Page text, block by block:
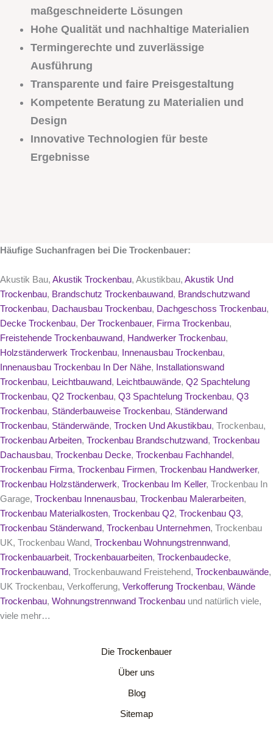
maßgeschneiderte Lösungen
Hohe Qualität und nachhaltige Materialien
Termingerechte und zuverlässige
Ausführung
Transparente und faire Preisgestaltung
Kompetente Beratung zu Materialien und
Design
Innovative Technologien für beste
Ergebnisse
Häufige Suchanfragen bei Die Trockenbauer:
Akustik Bau, Akustik Trockenbau, Akustikbau, Akustik Und
Trockenbau, Brandschutz Trockenbauwand, Brandschutzwand
Trockenbau, Dachausbau Trockenbau, Dachgeschoss Trockenbau,
Decke Trockenbau, Der Trockenbauer, Firma Trockenbau,
Freistehende Trockenbauwand, Handwerker Trockenbau,
Holzständerwerk Trockenbau, Innenausbau Trockenbau,
Innenausbau Trockenbau In Der Nähe,
Installationswand
Trockenbau, Leichtbauwand, Leichtbauwände, Q2 Spachtelung
Trockenbau, Q2 Trockenbau, Q3 Spachtelung Trockenbau, Q3
Trockenbau, Ständerbauweise Trockenbau, Ständerwand
Trockenbau, Ständerwände, Trocken Und Akustikbau, Trockenbau,
Trockenbau Arbeiten, Trockenbau Brandschutzwand, Trockenbau
Dachausbau, Trockenbau Decke, Trockenbau Fachhandel ,
Trockenbau Firma, Trockenbau Firmen, Trockenbau Handwerker,
Trockenbau Holzständerwerk, Trockenbau Im Keller, Trockenbau In
Garage, Trockenbau Innenausbau, Trockenbau Malerarbeiten,
Trockenbau Materialkosten, Trockenbau Q2, Trockenbau Q3,
Trockenbau Ständerwand, Trockenbau Unternehmen, Trockenbau
UK, Trockenbau Wand, Trockenbau Wohnungstrennwand,
Trockenbauarbeit, Trockenbauarbeiten, Trockenbaudecke,
Trockenbauwand, Trockenbauwand Freistehend, Trockenbauwände,
UK Trockenbau, Verkofferung, Verkofferung Trockenbau, Wände
Trockenbau, Wohnungstrennwand Trockenbau und natürlich viele,
viele mehr…
Die Trockenbauer
Über uns
Blog
Sitemap